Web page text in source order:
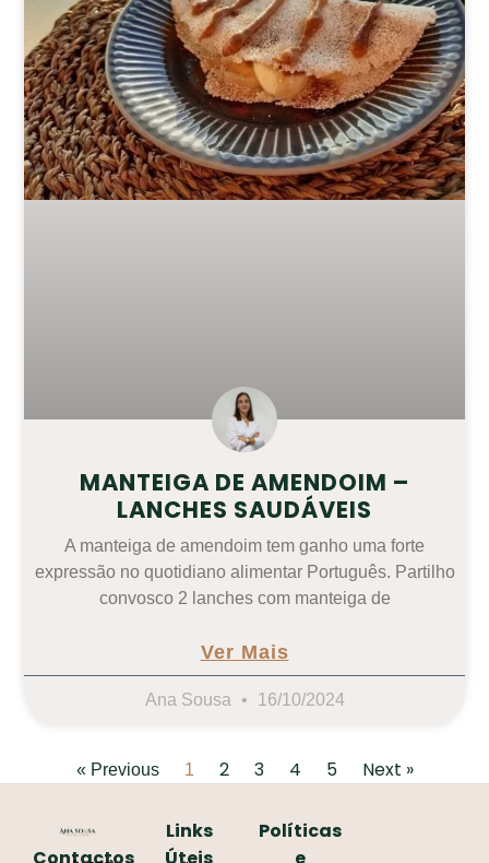
MANTEIGA DE AMENDOIM –
LANCHES SAUDÁVEIS
A manteiga de amendoim tem ganho uma forte
expressão no quotidiano alimentar Português. Partilho
convosco 2 lanches com manteiga de
Ver Mais
Ana Sousa 16/10/2024
« Previous 1 2 3 4 5 Next »
Links
Políticas